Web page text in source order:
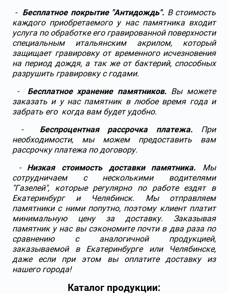
- Бесплатное покрытие "Антидождь". В стоимость
каждого приобретаемого у нас памятника входит
услуга по обработке его гравированной поверхности
специальным итальянским акрилом, который
защищает гравировку от временного исчезновения
на период дождя, а так же от бактерий, способных
разрушить гравировку с годами.
- Бесплатное хранение памятников. Вы можете
заказать и у нас памятник в любое время года и
забрать его когда вам будет удобно.
- Беспроцентная рассрочка платежа. При
необходимости, мы можем предоставить вам
рассрочку платежа по договору.
- Низкая стоимость доставки памятника. Мы
сотрудничаем с несколькими водителями
"Газелей", которые регулярно по работе ездят в
Екатеринбург и Челябинск. Мы отправляем
памятники с ними попутно, поэтому клиент платит
минимальную цену за доставку. Заказывая
памятник у нас вы сэкономите почти в два раза по
сравнению с аналогичной продукцией,
заказываемой в Екатеринбурге или Челябинске,
даже если при этом вы оплатите доставку из
нашего города!
Каталог продукции: